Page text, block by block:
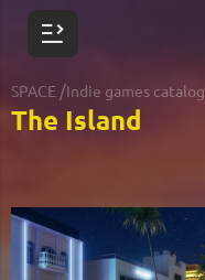
SPACE /Indie games catalog
The Island